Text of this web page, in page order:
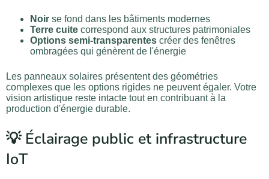
Noir se fond dans les bâtiments modernes
Terre cuite correspond aux structures patrimoniales
Options semi-transparentes créer des fenêtres
ombragées qui génèrent de l'énergie
Les panneaux solaires présentent des géométries
complexes que les options rigides ne peuvent égaler. Votre
vision artistique reste intacte tout en contribuant à la
production d'énergie durable.
💡 Éclairage public et infrastructure
IoT